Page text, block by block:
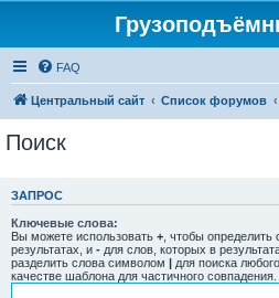
FAQ
Центральный сайт Список форумов
Поиск
ЗАПРОС
Ключевые слова:
Вы можете использовать + , чтобы
результатах, и - для слов, которых в
разделить слова символом | для поиска
качестве шаблона для частичного совпадения.